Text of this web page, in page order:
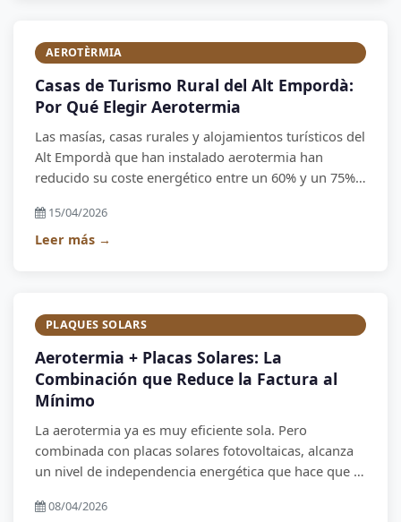
AEROTÈRMIA
Casas de Turismo Rural del Alt Empordà:
Por Qué Elegir Aerotermia
Las masías, casas rurales y alojamientos turísticos del
Alt Empordà que han instalado aerotermia han
reducido su coste energético entre un 60% y un 75%
ha mejorado notablemente. Te explicamos por qué es
la mejor inversión para tu alojamiento rural.
15/04/2026
Leer más →
PLAQUES SOLARS
Aerotermia + Placas Solares: La
Combinación que Reduce la Factura al
Mínimo
La aerotermia ya es muy eficiente sola. Pero
combinada con placas solares fotovoltaicas, alcanza
un nivel de independencia energética que hace que la
explicamos cómo funciona la combinación y cuánto
08/04/2026